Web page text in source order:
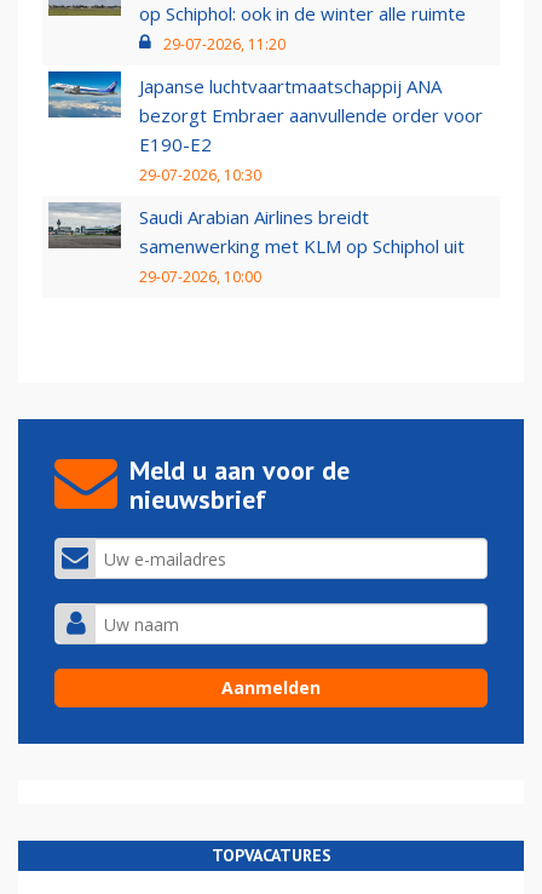
op Schiphol: ook in de winter alle ruimte
29-07-2026, 11:20
Japanse luchtvaartmaatschappij ANA
bezorgt Embraer aanvullende order voor
E190-E2
29-07-2026, 10:30
Saudi Arabian Airlines breidt
samenwerking met KLM op Schiphol uit
29-07-2026, 10:00
Meld u aan voor de
nieuwsbrief
TOPVACATURES